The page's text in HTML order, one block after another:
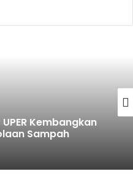
Kembangkan
Sampah